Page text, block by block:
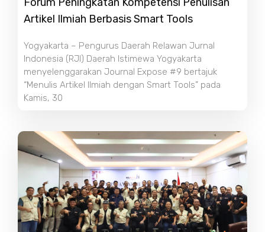
Forum Peningkatan Kompetensi Penulisan
Artikel Ilmiah Berbasis Smart Tools
Yogyakarta – Pengurus Daerah Relawan Jurnal
Indonesia (RJI) Daerah Istimewa Yogyakarta
menyelenggarakan Journal Expose #9 bertajuk
“Menulis Artikel Ilmiah dengan Smart Tools” pada
Kamis, 30